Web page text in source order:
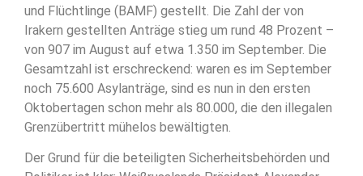
und Flüchtlinge (BAMF) gestellt. Die Zahl der von
Irakern gestellten Anträge stieg um rund 48 Prozent –
von 907 im August auf etwa 1.350 im September. Die
Gesamtzahl ist erschreckend: waren es im September
noch 75.600 Asylanträge, sind es nun in den ersten
Oktobertagen schon mehr als 80.000, die den illegalen
Grenzübertritt mühelos bewältigten.
Der Grund für die beteiligten Sicherheitsbehörden und